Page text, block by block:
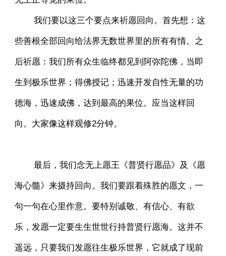
我们要以这三个要点来祈愿回向。首先想：这
些善根全部回向给法界无数世界里的所有有情。之
后祈愿：我们所有众生临终都见到阿弥陀佛，当即
生到极乐世界；得佛授记；迅速开发自性无量的功
德海，迅速成佛，达到最高的果位。应当这样回
向。大家像这样观修2分钟。
最后，我们念无上愿王《普贤行愿品》及《愿
海心髓》来摄持回向。我们要跟着殊胜的愿文，一
句一句在心里作意。要特别诚敬、有信心、有欲
乐，发愿一定要生生世世行持普贤行愿海。这并不
遥远，只要我们发愿往生极乐世界，它就成了现前